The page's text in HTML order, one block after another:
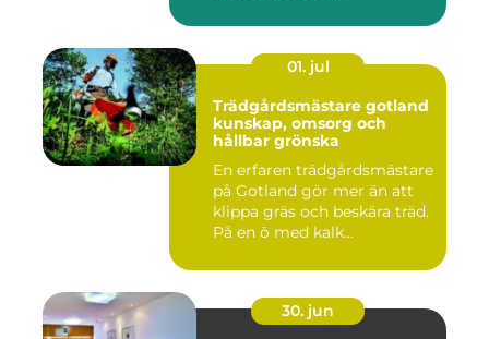
01. jul
Trädgårdsmästare gotland
kunskap, omsorg och
hållbar grönska
En erfaren trädgårdsmästare
på Gotland gör mer än att
klippa gräs och beskära träd.
På en ö med kalk...
30. jun